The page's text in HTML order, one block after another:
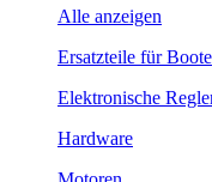
Alle anzeigen
Ersatzteile für Boote
Elektronische
Hardware